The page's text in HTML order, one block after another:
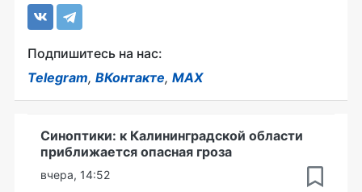
Подпишитесь на нас:
Telegram, ВКонтакте, MAX
Синоптики: к Калининградской области
приближается опасная гроза
вчера, 14:52